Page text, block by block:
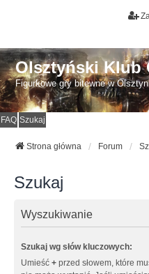
Olsztyński Klub
Figurkowe gry bitewne w
FAQ Szukaj
Strona główna Forum
Szukaj
Wyszukiwanie
Szukaj wg słów kluczowych:
Umieść + przed słowem, które